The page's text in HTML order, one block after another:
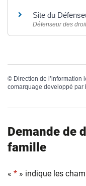
Site du
Défenseur des
© Direction de l’information
comarquage developpé par
Demande de
famille
« * » indique les